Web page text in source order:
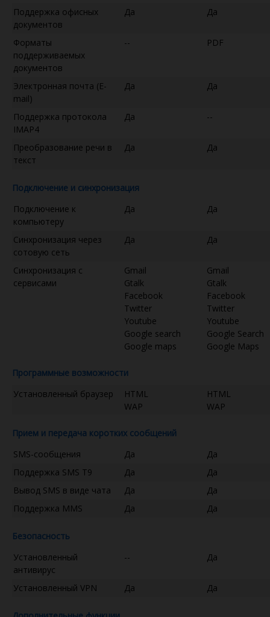
Поддержка офисных
документов
Да Да
Форматы
поддерживаемых
документов
-- PDF
Электронная почта (E-
mail)
Да Да
Поддержка протокола
IMAP4
Да --
Преобразование речи в
текст
Да Да
Подключение и синхронизация
Подключение к
компьютеру
Да Да
Синхронизация через
сотовую сеть
Да Да
Синхронизация с
сервисами
Gmail
Gtalk
Facebook
Twitter
Youtube
Google search
Google maps
Gmail
Gtalk
Facebook
Twitter
Youtube
Google Search
Google Maps
Программные возможности
Установленный браузер
HTML
WAP
HTML
WAP
Прием и передача коротких сообщений
SMS-сообщения
Да
Да
Поддержка SMS T9
Да
Да
Вывод SMS в виде чата
Да
Да
Поддержка MMS
Да Да
Безопасность
Установленный
антивирус
-- Да
Установленный VPN Да Да